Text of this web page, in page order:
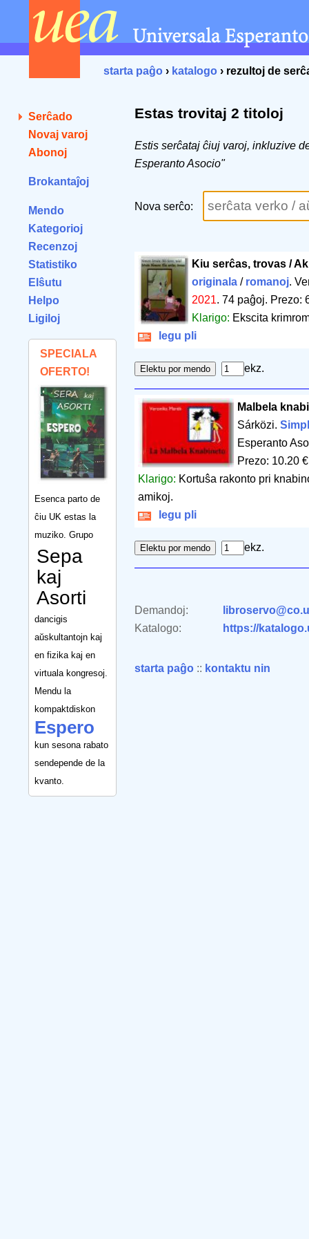
starta paĝo › katalogo › rezultoj de
Serĉado
Novaj varoj
Abonoj
Brokantaĵoj
Mendo
Kategorioj
Recenzoj
Statistiko
Elŝutu
Helpo
Ligiloj
SPECIALA
OFERTO!
Esenca parto de
ĉiu UK estas la
muziko. Grupo
Sepa
kaj
Asorti
dancigis
aŭskultantojn kaj
en fizika kaj en
virtuala kongresoj.
Mendu la
kompaktdiskon
Espero
kun sesona rabato
sendepende de la
kvanto.
Estas trovitaj 2 titoloj
Estis serĉataj ĉiuj varoj, inkluzive
Esperanto Asocio"
Nova serĉo:
Kiu serĉas, trovas /
originala/ romanoj.
2021. 74 paĝoj. Prezo:
Klarigo: Ekscita
legu pli
ekz.
Malbela
Sárközi.
Esperanto
Prezo: 10.20 €
Klarigo: Kortuŝa rakonto pri
amikoj.
legu pli
ekz.
Demandoj:
Katalogo:
https://
starta paĝo :: kontaktu nin